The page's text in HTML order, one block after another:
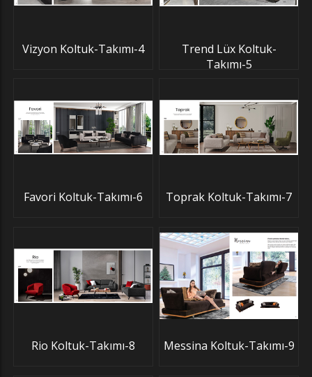
Vizyon Koltuk-Takımı-4
Trend Lüx Koltuk-
Takımı-5
Favori Koltuk-Takımı-6 Toprak Koltuk-Takımı-7
Rio Koltuk-Takımı-8 Messina Koltuk-Takımı-9